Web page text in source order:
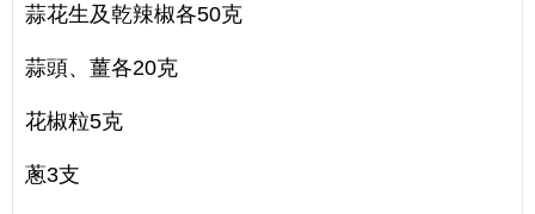
蒜花生及乾辣椒各50克
蒜頭、薑各20克
花椒粒5克
蔥3支